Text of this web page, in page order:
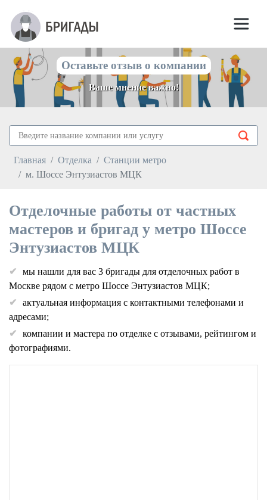
Оставьте отзыв о компании
Ваше мнение важно!
Главная Отделка
Станции метро
м. Шоссе Энтузиастов МЦК
Отделочные работы от частных
мастеров и бригад у метро Шоссе
Энтузиастов МЦК
мы нашли для вас 3 бригады для отделочных работ в
Москве рядом с метро Шоссе Энтузиастов МЦК;
актуальная информация с контактными телефонами и
адресами;
компании и мастера по отделке с отзывами, рейтингом и
фотографиями.